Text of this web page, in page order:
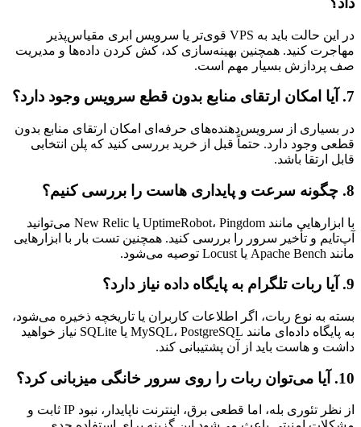
در این حالت باید به VPS قوی‌تر یا سرویس ابری مقیاس‌پذیر
مهاجرت کنید. همچنین بهینه‌سازی کد، کش کردن داده‌ها و مدیریت
صف پردازش بسیار مهم است.
7. آیا امکان ارتقای منابع بدون قطع سرویس وجود دارد؟
در بسیاری از سرویس‌دهنده‌های حرفه‌ای امکان ارتقای منابع بدون
قطعی وجود دارد. حتماً قبل از خرید بررسی کنید که پلن انتخابی
قابل ارتقا باشد.
8. چگونه سرعت و پایداری هاست را بررسی کنیم؟
با ابزارهایی مانند UptimeRobot، Pingdom یا New Relic می‌توانید
آپ‌تایم و تأخیر سرور را بررسی کنید. همچنین تست بار با ابزارهایی
مانند Apache Bench یا Locust توصیه می‌شود.
9. آیا ربات تلگرام به پایگاه داده نیاز دارد؟
بسته به نوع ربات، اگر اطلاعات کاربران یا تاریخچه ذخیره می‌شود،
به پایگاه داده‌ای مانند MySQL، PostgreSQL یا SQLite نیاز خواهید
داشت و هاست باید از آن پشتیبانی کند.
10. آیا می‌توان ربات را روی سرور خانگی میزبانی کرد؟
از نظر تئوری بله، اما قطعی برق، اینترنت ناپایدار، نبود IP ثابت و